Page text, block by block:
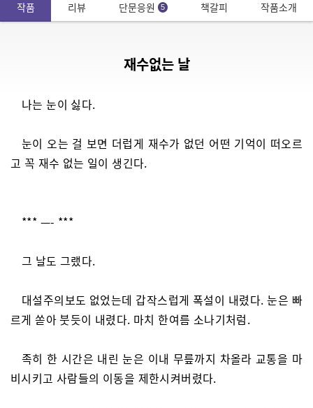
작품 리뷰 단문응원 5 책갈피 작품소개
재수없는 날
나는 눈이 싫다.
눈이 오는 걸 보면 더럽게 재수가 없던 어떤 기억이 떠오르
고 꼭 재수 없는 일이 생긴다.
*** —- ***
그 날도 그랬다.
대설주의보도 없었는데 갑작스럽게 폭설이 내렸다. 눈은 빠
르게 쏟아 붓듯이 내렸다. 마치 한여름 소나기처럼.
족히 한 시간은 내린 눈은 이내 무릎까지 차올라 교통을 마
비시키고 사람들의 이동을 제한시켜버렸다.